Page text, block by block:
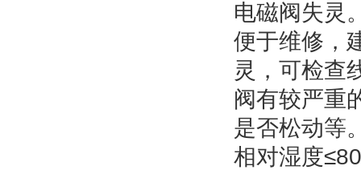
电磁阀失灵
便于维修，
灵，可检查
阀有较严重
是否松动等
相对湿度